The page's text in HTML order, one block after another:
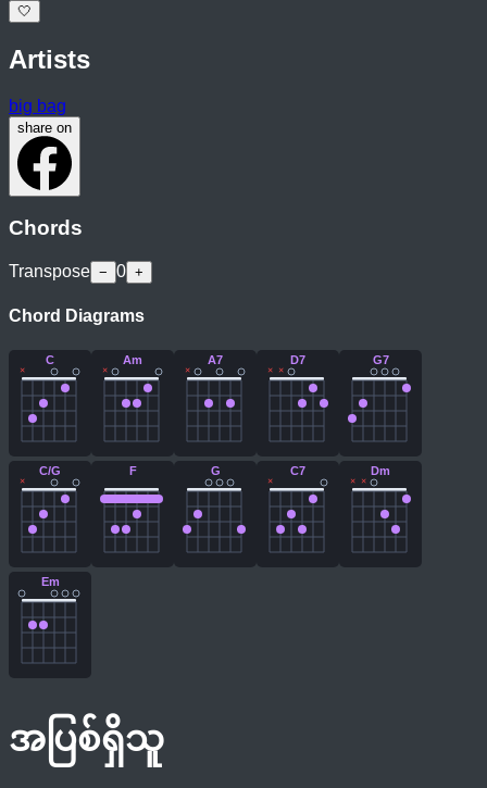
🤍
Artists
big bag
share on
Chords
Transpose − 0 +
Chord Diagrams
C
×
Am
×
A7
×
D7
× ×
G7
C/G
×
F G C7
×
Dm
× ×
Em
အပြစ်ရှိသူ